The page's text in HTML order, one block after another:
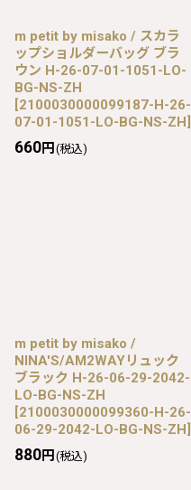
m petit by misako / スカラ
ップショルダーバッグ ブラ
ウン H-26-07-01-1051-LO-
BG-NS-ZH
[2100030000099187-H-26-
07-01-1051-LO-BG-NS-ZH]
660円 (税込)
m petit by misako /
NINA'S/AM2WAYリュック
ブラック H-26-06-29-2042-
LO-BG-NS-ZH
[2100030000099360-H-26-
06-29-2042-LO-BG-NS-ZH]
880円 (税込)